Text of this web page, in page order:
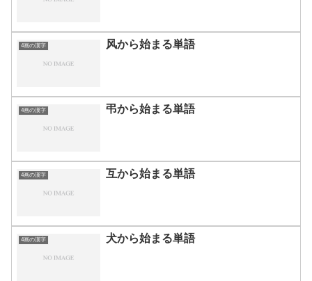
4画の漢字 风から始まる単語
4画の漢字 弔から始まる単語
4画の漢字 互から始まる単語
4画の漢字 犬から始まる単語